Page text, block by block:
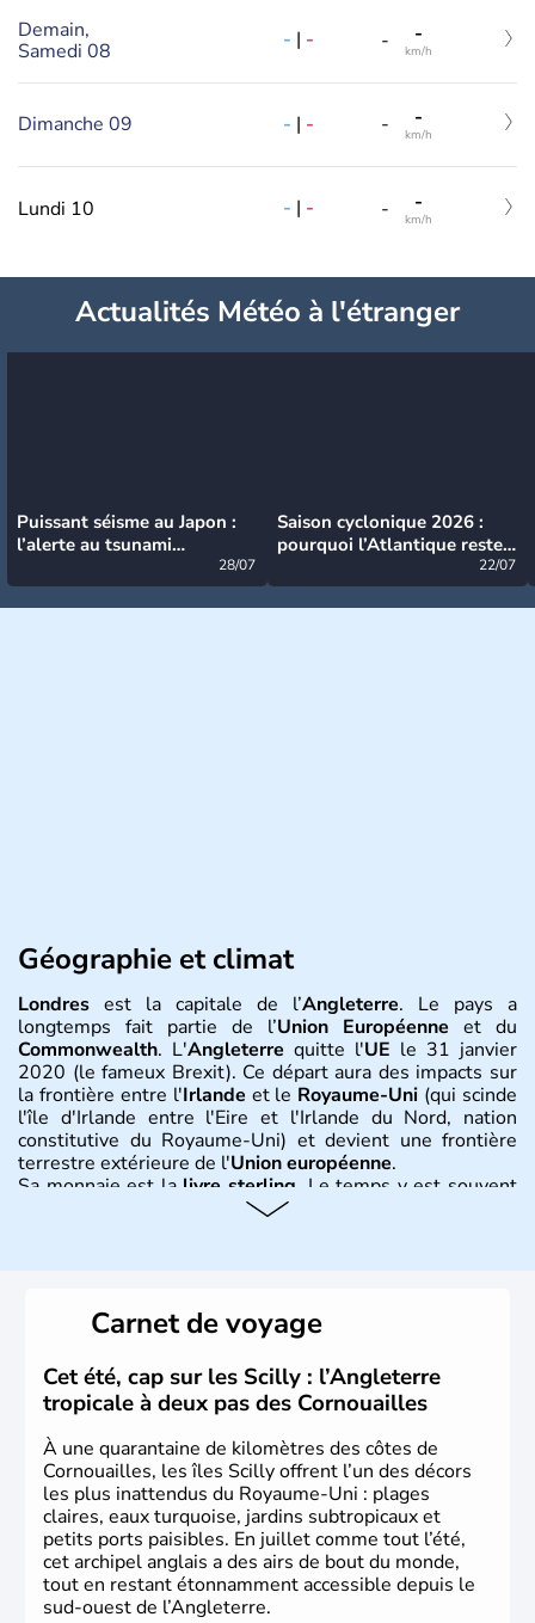
Demain,
Samedi 08
- | - - -
km/h
Dimanche 09 - | - - -
km/h
Lundi 10 - | - - -
km/h
Actualités Météo à l'étranger
Puissant séisme au Japon :
l’alerte au tsunami
28/07
Saison cyclonique 2026 :
pourquoi l’Atlantique reste
22/07
Géographie et climat
Londres est la capitale de l’Angleterre. Le pays a
longtemps fait partie de l’Union Européenne et du
Commonwealth. L'Angleterre quitte l'UE le 31 janvier
2020 (le fameux Brexit). Ce départ aura des impacts sur
la frontière entre l'Irlande et le Royaume-Uni (qui scinde
l'île d'Irlande entre l'Eire et l'Irlande du Nord, nation
constitutive du Royaume-Uni) et devient une frontière
terrestre extérieure de l'Union européenne.
Sa monnaie est lalivre sterling . Le temps y est souvent
instable avec de nombreuses précipitations : il s’agit d’un
Histoire et administration
L'Angleterre est l’une des quatre nations constitutives du
Royaume-Uni. Elle est peuplée de plus de 50 millions
d’habitants, les Anglais, et constitue à elle seule, près de
84% de la population de l’ensemble. Le pays s’est créé au
Xème siècle et tient son nom desAngles
germanique installé sur ces terres. Première démocratie
parlementaire au monde, elle doit son développement à
l’essor industriel du XIXème siècle.
Carnet de voyage
Cet été, cap sur les Scilly : l’Angleterre
tropicale à deux pas des Cornouailles
À une quarantaine de kilomètres des côtes de
Cornouailles, les îles Scilly offrent l’un des décors
les plus inattendus du Royaume-Uni : plages
claires, eaux turquoise, jardins subtropicaux et
petits ports paisibles. En juillet comme tout l’été,
cet archipel anglais a des airs de bout du monde,
tout en restant étonnamment accessible depuis le
sud-ouest de l’Angleterre.